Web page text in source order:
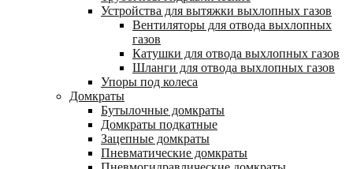
Устройства для вытяжки выхлопных газов
Вентиляторы для отвода выхлопных
газов
Катушки для отвода выхлопных газов
Шланги для отвода выхлопных газов
Упоры под колеса
Домкраты
Бутылочные домкраты
Домкраты подкатные
Зацепные домкраты
Пневматические домкраты